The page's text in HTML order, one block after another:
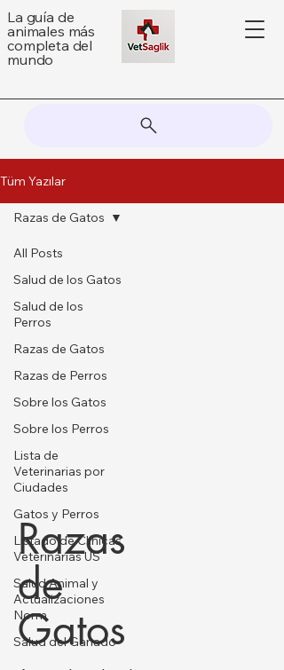
La guía de
animales más
completa del
mundo
Tüm Yazılar
All Posts
Salud de los Gatos
Salud de los
Perros
Razas de Gatos
Razas de Perros
Sobre los Gatos
Sobre los Perros
Lista de
Veterinarias por
Ciudades
Gatos y Perros
Listado de Clínicas
Veterinarias US
Salud Animal y
Actualizaciones
Norm
Salud del Ganado
Razas de Gatos
Razas
de
Gatos